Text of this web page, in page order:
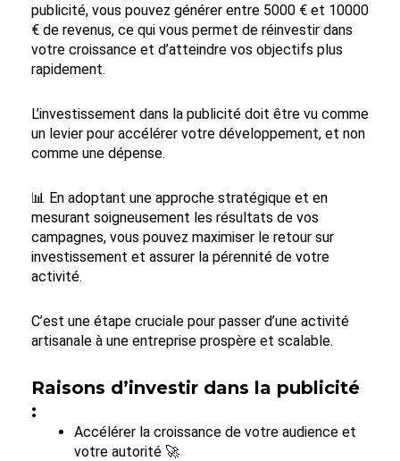
publicité, vous pouvez générer entre 5000 € et 10000
€ de revenus, ce qui vous permet de réinvestir dans
votre croissance et d’atteindre vos objectifs plus
rapidement.
L’investissement dans la publicité doit être vu comme
un levier pour accélérer votre développement, et non
comme une dépense.
📊 En adoptant une approche stratégique et en
mesurant soigneusement les résultats de vos
campagnes, vous pouvez maximiser le retour sur
investissement et assurer la pérennité de votre
activité.
C’est une étape cruciale pour passer d’une activité
artisanale à une entreprise prospère et scalable.
Raisons d’investir dans la publicité
:
Accélérer la croissance de votre audience et
votre autorité 🚀